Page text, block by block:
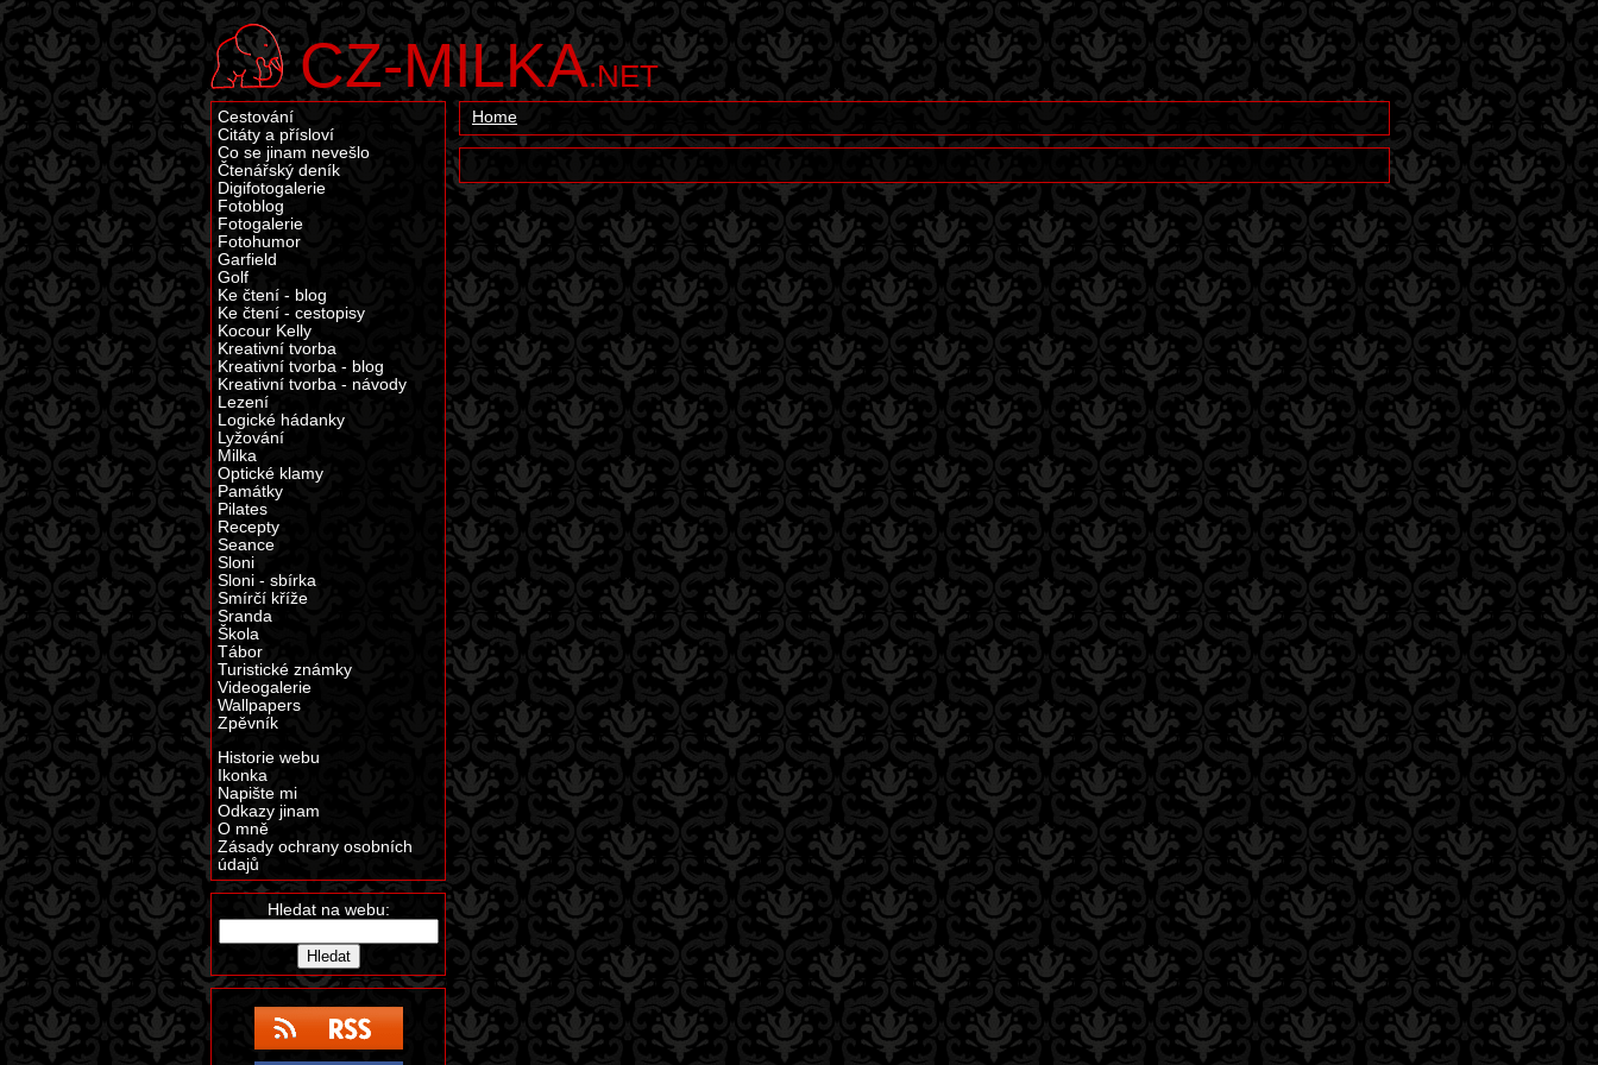
CZ-MILKA.NET
Home
Cestování
Citáty a přísloví
Co se jinam nevešlo
Čtenářský deník
Digifotogalerie
Fotoblog
Fotogalerie
Fotohumor
Garfield
Golf
Ke čtení - blog
Ke čtení - cestopisy
Kocour Kelly
Kreativní tvorba
Kreativní tvorba - blog
Kreativní tvorba - návody
Lezení
Logické hádanky
Lyžování
Milka
Optické klamy
Památky
Pilates
Recepty
Seance
Sloni
Sloni - sbírka
Smírčí kříže
Sranda
Škola
Tábor
Turistické známky
Videogalerie
Wallpapers
Zpěvník
Historie webu
Ikonka
Napište mi
Odkazy jinam
O mně
Zásady ochrany osobních
údajů
Hledat na webu: